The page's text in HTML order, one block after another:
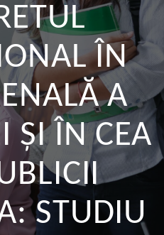
ÎN
A
ȘI ÎN CEA
STUDIU